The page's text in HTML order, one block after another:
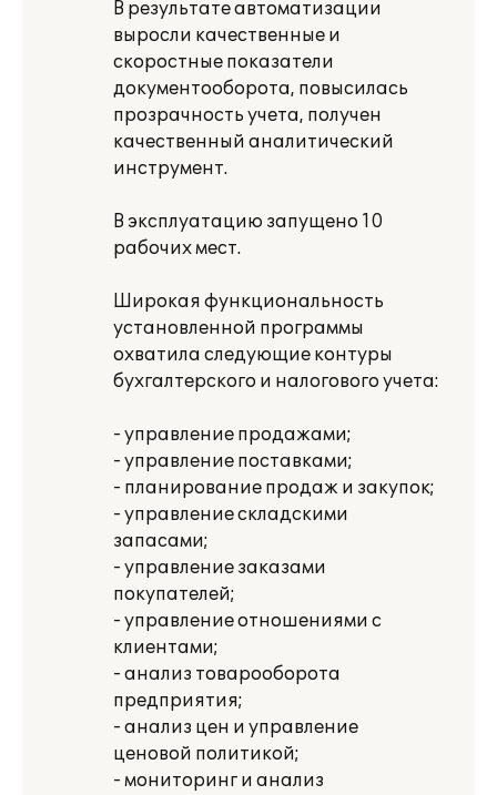
В результате автоматизации
выросли качественные и
скоростные показатели
документооборота, повысилась
прозрачность учета, получен
качественный аналитический
инструмент.
В эксплуатацию запущено 10
рабочих мест.
Широкая функциональность
установленной программы
охватила следующие контуры
бухгалтерского и налогового учета:
- управление продажами;
- управление поставками;
- планирование продаж и закупок;
- управление складскими
запасами;
- управление заказами
покупателей;
- управление отношениями с
клиентами;
- анализ товарооборота
предприятия;
- анализ цен и управление
ценовой политикой;
- мониторинг и анализ